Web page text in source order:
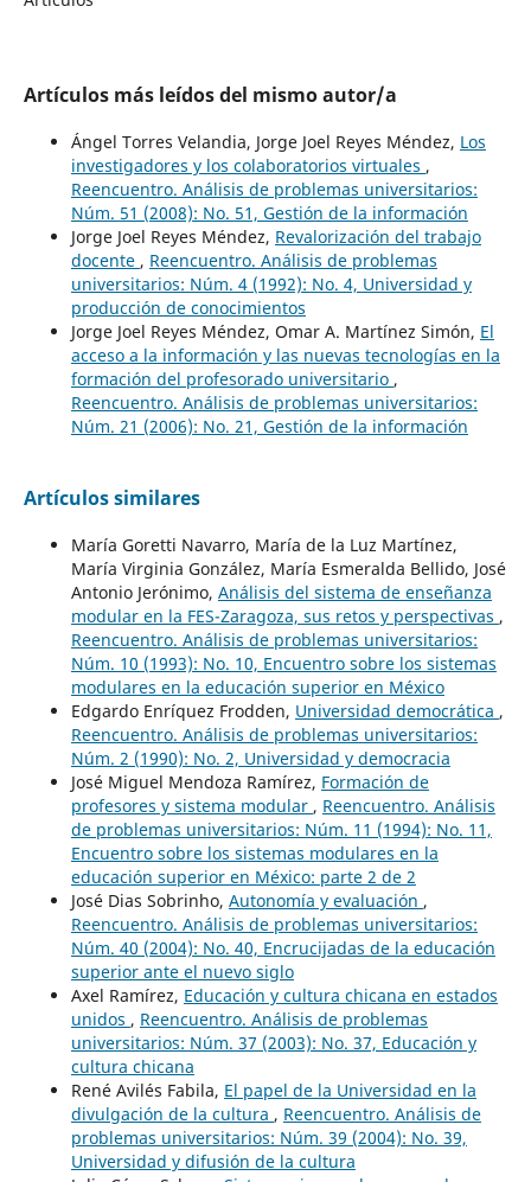
Artículos más leídos del mismo autor/a
Ángel Torres Velandia, Jorge Joel Reyes Méndez, Los
investigadores y los colaboratorios virtuales ,
Reencuentro. Análisis de problemas universitarios:
Núm. 51 (2008): No. 51, Gestión de la información
Jorge Joel Reyes Méndez, Revalorización del trabajo
docente , Reencuentro. Análisis de problemas
universitarios: Núm. 4 (1992): No. 4, Universidad y
producción de conocimientos
Jorge Joel Reyes Méndez, Omar A. Martínez Simón, El
acceso a la información y las nuevas tecnologías en la
formación del profesorado universitario ,
Reencuentro. Análisis de problemas universitarios:
Núm. 21 (2006): No. 21, Gestión de la información
Artículos similares
María Goretti Navarro, María de la Luz Martínez,
María Virginia González, María Esmeralda Bellido, José
Antonio Jerónimo, Análisis del sistema de enseñanza
modular en la FES-Zaragoza, sus retos y perspectivas ,
Reencuentro. Análisis de problemas universitarios:
Núm. 10 (1993): No. 10, Encuentro sobre los sistemas
modulares en la educación superior en México
Edgardo Enríquez Frodden, Universidad democrática ,
Reencuentro. Análisis de problemas universitarios:
Núm. 2 (1990): No. 2, Universidad y democracia
José Miguel Mendoza Ramírez, Formación de
profesores y sistema modular , Reencuentro. Análisis
de problemas universitarios: Núm. 11 (1994): No. 11,
Encuentro sobre los sistemas modulares en la
educación superior en México: parte 2 de 2
José Dias Sobrinho, Autonomía y evaluación ,
Reencuentro. Análisis de problemas universitarios:
Núm. 40 (2004): No. 40, Encrucijadas de la educación
superior ante el nuevo siglo
Axel Ramírez, Educación y cultura chicana en estados
unidos , Reencuentro. Análisis de problemas
universitarios: Núm. 37 (2003): No. 37, Educación y
cultura chicana
René Avilés Fabila, El papel de la Universidad en la
divulgación de la cultura , Reencuentro. Análisis de
problemas universitarios: Núm. 39 (2004): No. 39,
Universidad y difusión de la cultura